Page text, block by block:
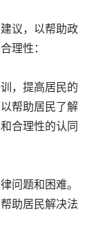
议，以帮助政
理性：
，提高居民的
帮助居民了解
合理性的认同
问题和困难。
助居民解决法